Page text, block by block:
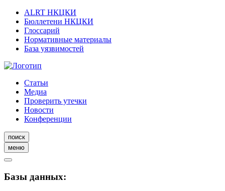
ALRT НКЦКИ
Бюллетени НКЦКИ
Глоссарий
Нормативные материалы
База уязвимостей
Статьи
Медиа
Проверить утечки
Новости
Конференции
поиск
меню
Базы данных: